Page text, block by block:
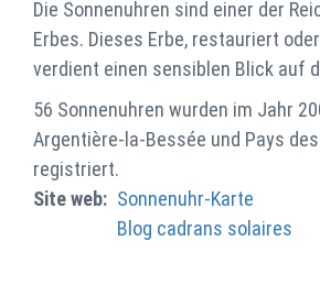
Die Sonnenuhren sind einer der
Erbes. Dieses Erbe, restauriert
verdient einen sensiblen Blick auf
56 Sonnenuhren wurden im Jahr
Argentière-la-Bessée und Pays
registriert.
Site web
Sonnenuhr-Karte
Blog cadrans solaires